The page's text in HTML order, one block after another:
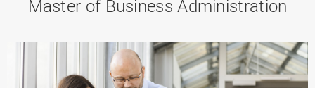
Master of Business Administration